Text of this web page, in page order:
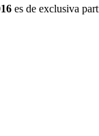
es de exclusiva